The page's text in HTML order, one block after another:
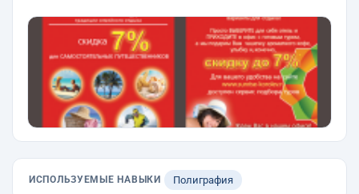
ИСПОЛЬЗУЕМЫЕ НАВЫКИ Полиграфия